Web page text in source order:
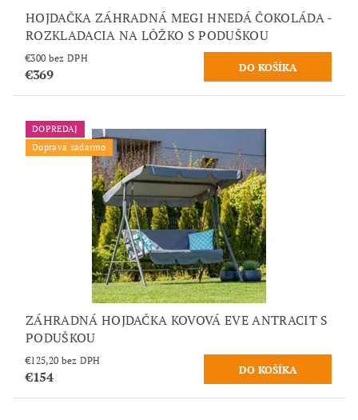
HOJDAČKA ZÁHRADNÁ MEGI HNEDÁ ČOKOLÁDA -
ROZKLADACIA NA LÔŽKO S PODUŠKOU
€300 bez DPH
€369
DOPREDAJ
Doprava zadarmo
ZÁHRADNÁ HOJDAČKA KOVOVÁ EVE ANTRACIT S
PODUŠKOU
€125,20 bez DPH
€154